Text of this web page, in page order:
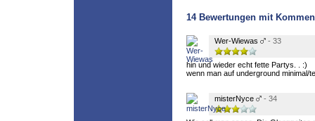
14Bewertungen mit
Wer-Wiewas - 33
hin und wieder echt fette Partys. . :)
wenn man auf underground minimal/
misterNyce - 34